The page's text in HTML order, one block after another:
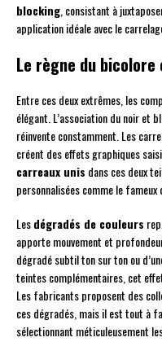
blocking , consistant à
application idéale avec le
Le règne du
Entre ces deux extrêmes, les
élégant. L’association du noir et
réinvente constamment. Les
créent des effets graphiques
carreaux unis dans ces deux
personnalisées comme le fameux
Lesdégradés de couleurs
apporte mouvement et
dégradé subtil ton sur ton ou
teintes complémentaires, cet
Les fabricants proposent des
ces dégradés, mais il est tout à
sélectionnant méticuleusement